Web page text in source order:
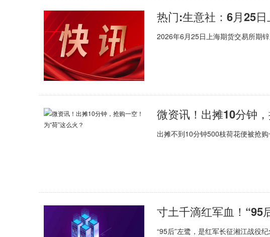
热门:生意社：6月25
2026年6月25日上海期货交易所期
微资讯！出摊10分钟
出摊不到10分钟500枝荷花便被抢
“95后”左鹭，是红军长征湘江战役